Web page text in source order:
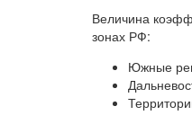
Величина
зонах РФ:
Южные